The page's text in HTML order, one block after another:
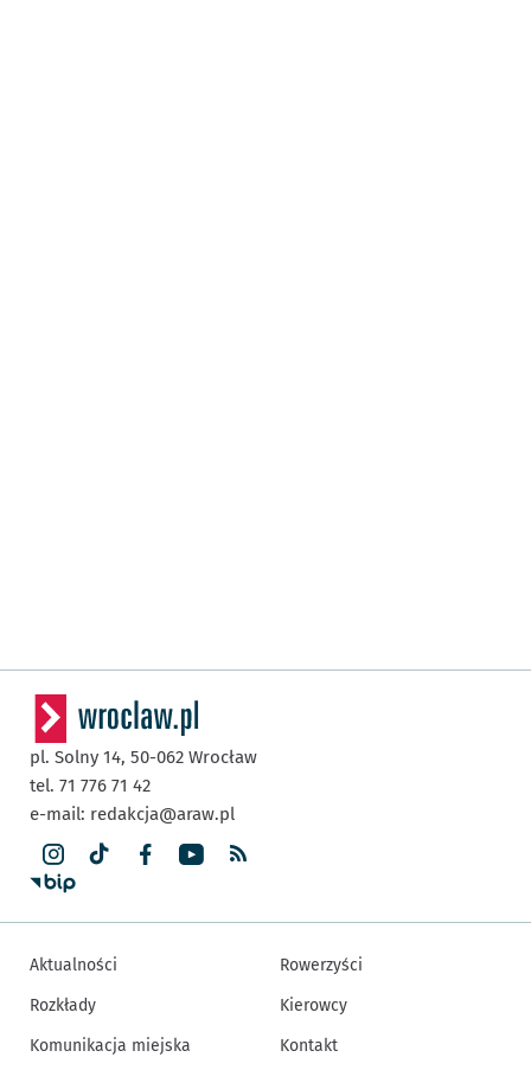
pl. Solny 14, 50-062 Wrocław
tel. 71 776 71 42
e-mail: redakcja@araw.pl
Aktualności
Rozkłady
Komunikacja miejska
Rowerzyści
Kierowcy
Kontakt